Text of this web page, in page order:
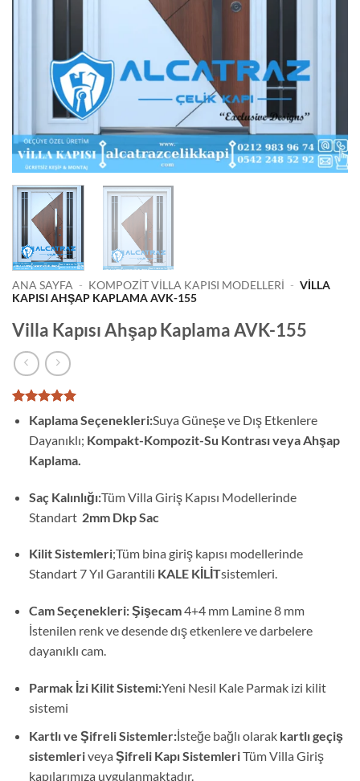
ANA SAYFA - KOMPOZIT VILLA KAPISI MODELLERI - VILLA
KAPISI AHŞAP KAPLAMA AVK-155
Villa Kapısı Ahşap Kaplama AVK-155
müşteri
puanına
dayanarak
puan aldı
Kaplama Seçenekleri:Suya Güneşe ve Dış Etkenlere
Dayanıklı; Kompakt-Kompozit-Su Kontrası veya Ahşap
Kaplama.
Saç Kalınlığı:Tüm Villa Giriş Kapısı Modellerinde
Standart 2mm Dkp Sac
Kilit Sistemleri;Tüm bina giriş kapısı modellerinde
Standart 7 Yıl Garantili KALE KİLİTsistemleri.
Cam Seçenekleri: Şişecam4+4 mm Lamine 8 mm
İstenilen renk ve desende dış etkenlere ve darbelere
dayanıklı cam.
Parmak İzi Kilit Sistemi:Yeni Nesil Kale Parmak izi kilit
sistemi
Kartlı ve Şifreli Sistemler:İsteğe bağlı olarakkartlı geçiş
sistemleriveya Şifreli Kapı SistemleriTüm Villa Giriş
kapılarımıza uygulanmaktadır.